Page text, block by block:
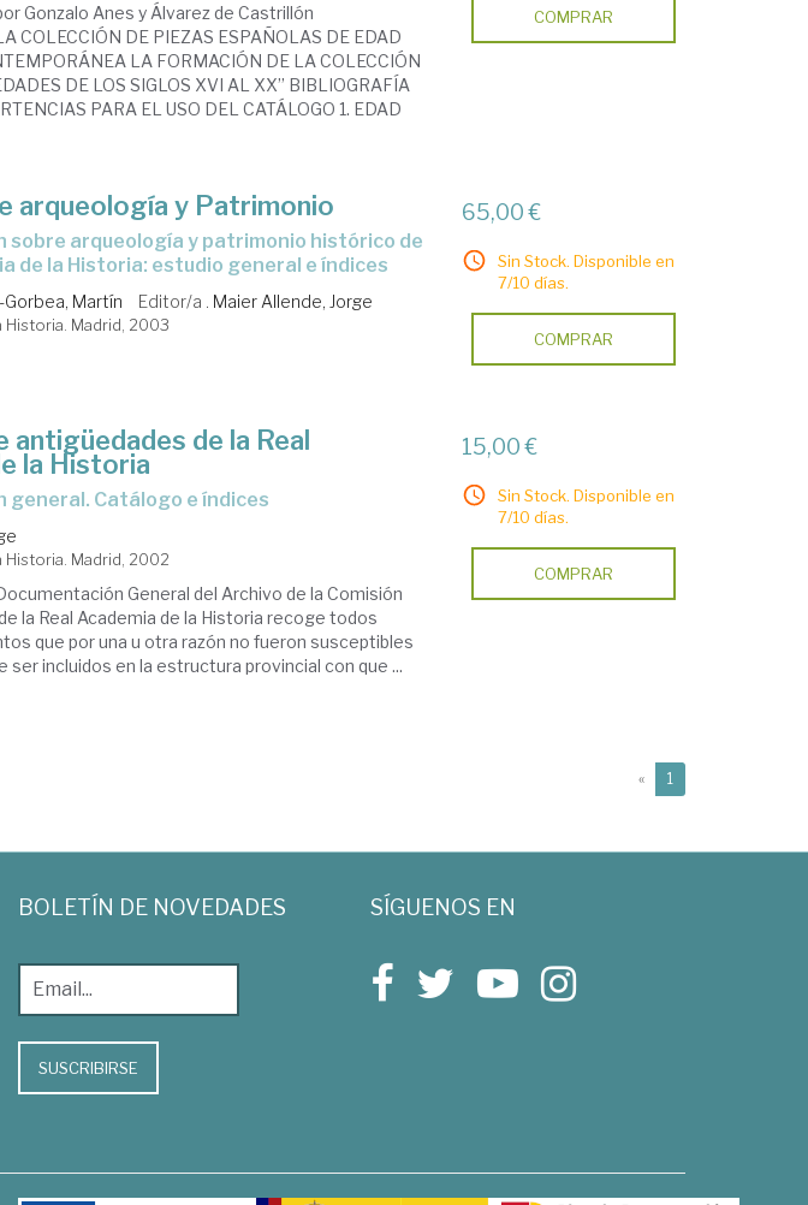
Gonzalo Anes y Álvarez de Castrillón
COLECCIÓN DE PIEZAS ESPAÑOLAS DE EDAD
LA FORMACIÓN DE LA COLECCIÓN
DE LOS SIGLOS XVI AL XX” BIBLIOGRAFÍA
PARA EL USO DEL CATÁLOGO 1. EDAD
COMPRAR
arqueología y Patrimonio
de la Historia: estudio general e índices
Martín Editor/a . Maier Allende, Jorge
Historia. Madrid, 2003
65,00 €
Sin Stock. Disponible en
7/10 días.
COMPRAR
antigüedades de la Real
la Historia
general. Catálogo e índices
Historia. Madrid, 2002
General del Archivo de la Comisión
la Real Academia de la Historia recoge todos
que por una u otra razón no fueron susceptibles
ser incluidos en la estructura provincial con que ...
15,00 €
Sin Stock. Disponible en
7/10 días.
COMPRAR
« 1
BOLETÍN DE NOVEDADES
SUSCRIBIRSE
SÍGUENOS EN